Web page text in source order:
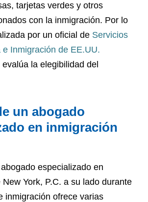
tarjetas verdes y otros
con la inmigración. Por lo
por un oficial de Servicios
Inmigración de EE.UU.
la elegibilidad del
un abogado
en inmigración
especializado en
York, P.C. a su lado durante
inmigración ofrece varias